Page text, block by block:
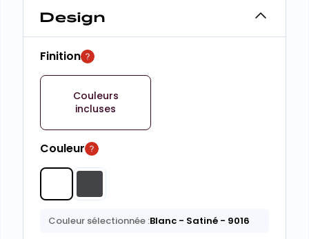
Design
Finition
Couleurs
incluses
Couleur
Couleur sélectionnée :Blanc - Satiné - 9016